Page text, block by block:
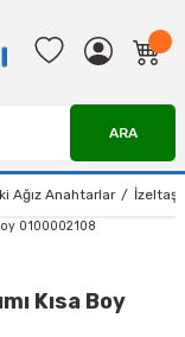
ARA
Ağız Anahtarlar İzeltaş
Kısa Boy